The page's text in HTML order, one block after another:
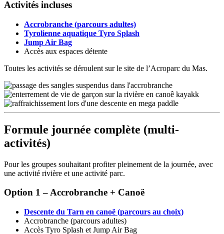
Activités incluses
Accrobranche (parcours adultes)
Tyrolienne aquatique Tyro Splash
Jump Air Bag
Accès aux espaces détente
Toutes les activités se déroulent sur le site de l’Acroparc du Mas.
Formule journée complète (multi-
activités)
Pour les groupes souhaitant profiter pleinement de la journée, avec
une activité rivière et une activité parc.
Option 1 – Accrobranche + Canoë
Descente du Tarn en canoë (parcours au choix)
Accrobranche (parcours adultes)
Accès Tyro Splash et Jump Air Bag